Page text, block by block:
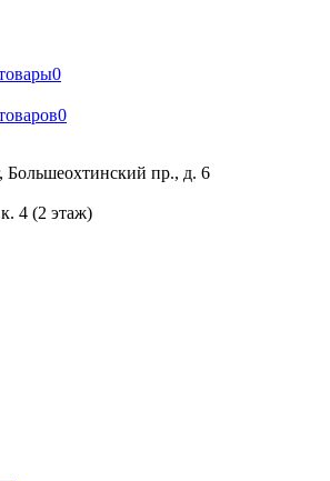
0
0
Большеохтинский пр., д. 6
4 (2 этаж)